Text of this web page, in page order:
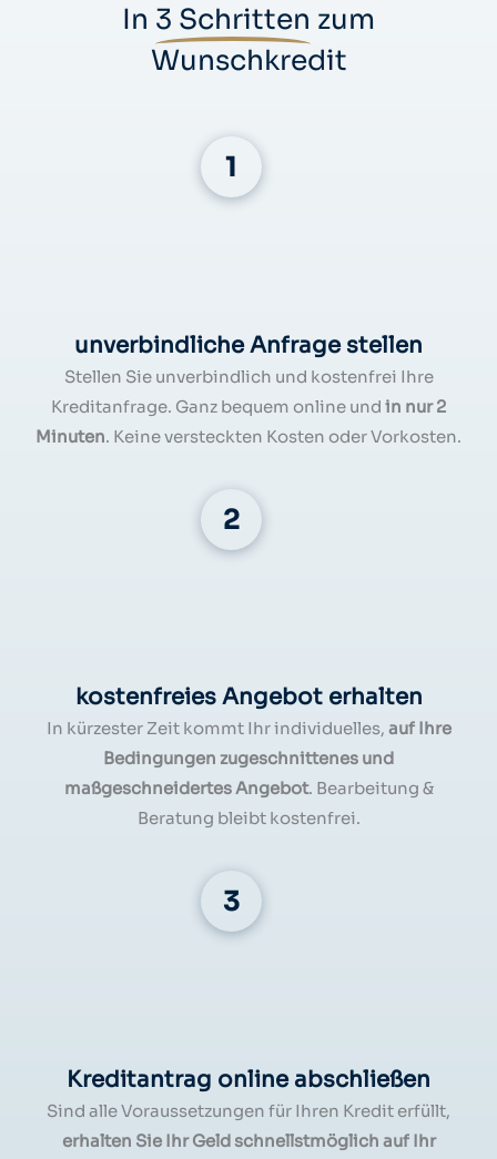
In 3 Schritten zum
Wunschkredit
unverbindliche Anfrage stellen
Stellen Sie unverbindlich und kostenfrei Ihre
Kreditanfrage. Ganz bequem online und in nur 2
Minuten. Keine versteckten Kosten oder Vorkosten.
kostenfreies Angebot erhalten
In kürzester Zeit kommt Ihr individuelles, auf Ihre
Bedingungen zugeschnittenes und
maßgeschneidertes Angebot. Bearbeitung &
Beratung bleibt kostenfrei.
Kreditantrag online abschließen
Sind alle Voraussetzungen für Ihren Kredit erfüllt,
erhalten Sie Ihr Geld schnellstmöglich auf Ihr